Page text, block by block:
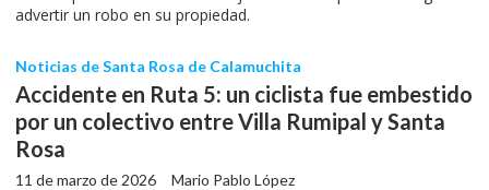
advertir un robo en su propiedad.
Accidente en Ruta 5: un ciclista fue embestido
por un colectivo entre Villa Rumipal y Santa
Rosa
Mario Pablo López
Noticias de Santa Rosa de Calamuchita
11 de marzo de 2026